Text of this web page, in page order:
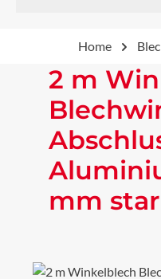
Home
2 m
mm
Bildergalerie